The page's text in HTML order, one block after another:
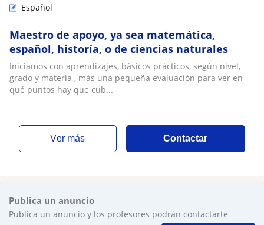
Español
Maestro de apoyo, ya sea matemática,
español, historía, o de ciencias naturales
Iniciamos con aprendizajes, básicos prácticos, según nivel,
grado y materia , más una pequeña evaluación para ver en
qué puntos hay que cub...
ver más Contactar
Publica un anuncio
Publica un anuncio y los profesores podrán contactarte